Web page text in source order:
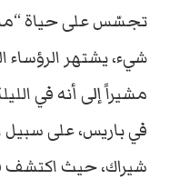
تجسّس على حياة
شيء، يشتهر
مشيراً إلى أنه في
في باريس، على سبيل
شيراك، حيث اكتشف